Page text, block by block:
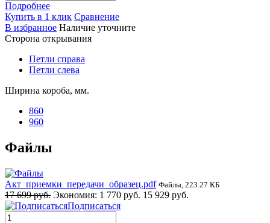
Подробнее
Купить в 1 клик Сравнение
В избранное Наличие уточните
Сторона открывания
Петли справа
Петли слева
Ширина короба, мм.
860
960
Файлы
Акт_приемки_передачи_образец.pdf Файлы, 223.27 КБ
17 699 руб. Экономия: 1 770 руб. 15 929 руб.
Подписаться